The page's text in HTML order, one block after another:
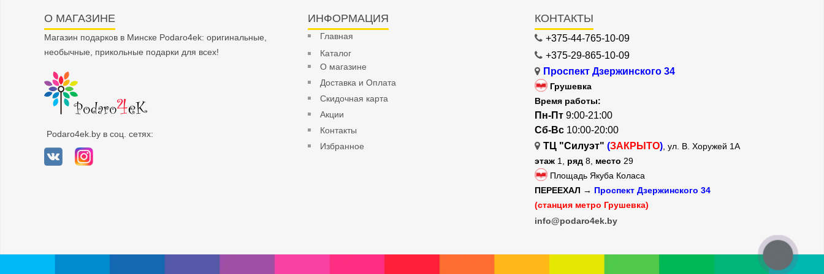
О МАГАЗИНЕ
Магазин подарков в Минске Podaro4ek: оригинальные,
необычные, прикольные подарки для всех!
Podaro4ek.by в соц. сетях:
ИНФОРМАЦИЯ
Главная
Каталог
О магазине
Доставка и Оплата
Скидочная карта
Акции
Контакты
Избранное
КОНТАКТЫ
+375-44-765-10-09
+375-29-865-10-09
Проспект Дзержинского 34
Грушевка
Время работы:
Пн-Пт 9:00-21:00
Сб-Вс 10:00-20:00
ТЦ "Силуэт" (ЗАКРЫТО) , ул. В. Хоружей 1А
этаж 1, ряд 8, место 29
Площадь Якуба Коласа
ПЕРЕЕХАЛ → Проспект Дзержинского 34
(станция метро Грушевка)
info@podaro4ek.by